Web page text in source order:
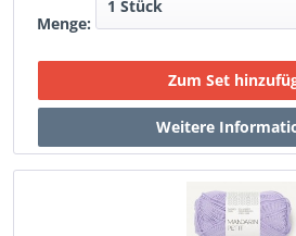
Menge: